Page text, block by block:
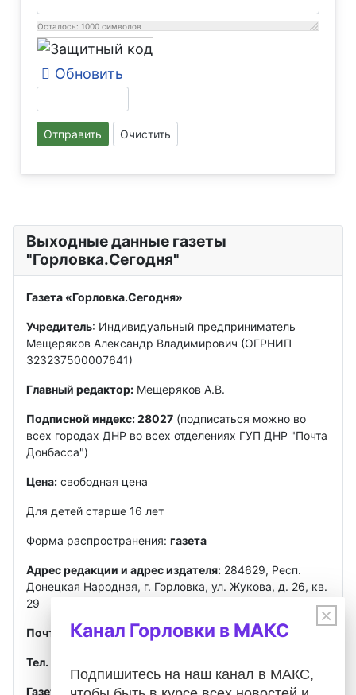
Осталось: 1000 символов
Обновить
Отправить Очистить
Выходные данные газеты
"Горловка.Сегодня"
Газета «Горловка.Сегодня»
Учредитель: Индивидуальный предприниматель
Мещеряков Александр Владимирович (ОГРНИП
323237500007641)
Главный редактор: Мещеряков А.В.
Подписной индекс: 28027 (подписаться можно во
всех городах ДНР во всех отделениях ГУП ДНР "Почта
Донбасса")
Цена: свободная цена
Для детей старше 16 лет
Форма распространения: газета
Адрес редакции и адрес издателя: 284629, Респ.
Донецкая Народная, г. Горловка, ул. Жукова, д. 26, кв.
29
Почта gorlovkasegodnya@ya.ru
Тел. ред.:
Газета зарегистрированаФедеральной службой по
×
Канал Горловки в МАКС
Подпишитесь на наш канал в МАКС,